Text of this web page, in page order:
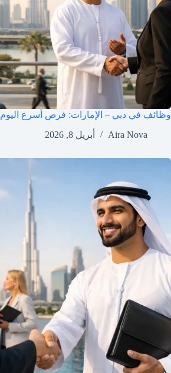
وظائف في دبي – الإمارات: فرص أسرع اليوم
Aira Nova
أبريل 8, 2026